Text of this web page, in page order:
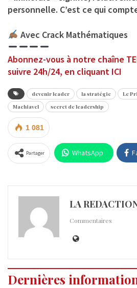
personnelle. C’est ce qui
Avec Crack Mathématiques
Abonnez-vous à notre chaîne
suivre 24h/24, en cliquant ICI
devenir leader la stratégie Le
Machiavel
secret de leadership
1 081
Partager WhatsApp
LA
Commentaires
Dernières